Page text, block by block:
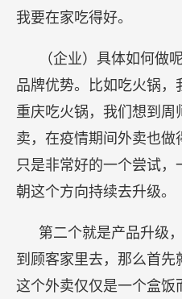
我要在家吃得好。
（企业）具体如何做
品牌优势。比如吃火锅，
重庆吃火锅，我们想到
卖，在疫情期间外卖也
只是非常好的一个尝试
朝这个方向持续去升级。
第二个就是产品升级
到顾客家里去，那么首
这个外卖仅仅是一个盒饭